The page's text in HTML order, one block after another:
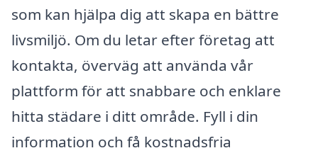
som kan hjälpa dig att skapa en bättre
livsmiljö. Om du letar efter företag att
kontakta, överväg att använda vår
plattform för att snabbare och enklare
hitta städare i ditt område. Fyll i din
information och få kostnadsfria